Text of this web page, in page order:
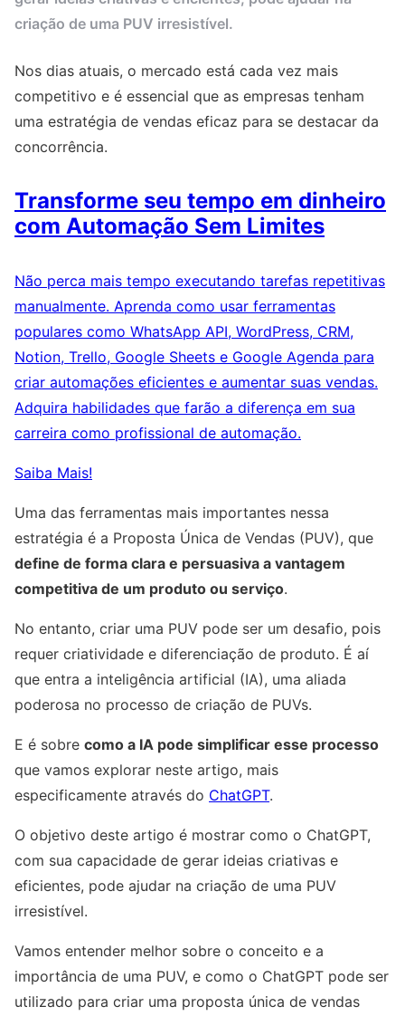
criação de uma PUV irresistível.
Nos dias atuais, o mercado está cada vez mais
competitivo e é essencial que as empresas tenham
uma estratégia de vendas eficaz para se destacar da
concorrência.
Transforme seu tempo em dinheiro
com Automação Sem Limites
Não perca mais tempo executando tarefas repetitivas
manualmente. Aprenda como usar ferramentas
populares como WhatsApp API, WordPress, CRM,
Notion, Trello, Google Sheets e Google Agenda para
criar automações eficientes e aumentar suas vendas.
Adquira habilidades que farão a diferença em sua
carreira como profissional de automação.
Saiba Mais!
Uma das ferramentas mais importantes nessa
estratégia é a Proposta Única de Vendas (PUV), que
define de forma clara e persuasiva a vantagem
competitiva de um produto ou serviço.
No entanto, criar uma PUV pode ser um desafio, pois
requer criatividade e diferenciação de produto. É aí
que entra a inteligência artificial (IA), uma aliada
poderosa no processo de criação de PUVs.
E é sobre como a IA pode simplificar esse processo
que vamos explorar neste artigo, mais
especificamente através do ChatGPT.
O objetivo deste artigo é mostrar como o ChatGPT,
com sua capacidade de gerar ideias criativas e
eficientes, pode ajudar na criação de uma PUV
irresistível.
Vamos entender melhor sobre o conceito e a
importância de uma PUV, e como o ChatGPT pode ser
utilizado para criar uma proposta única de vendas